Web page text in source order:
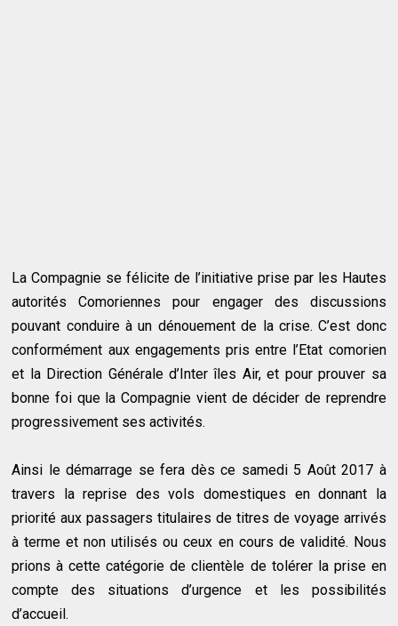
La Compagnie se félicite de l’initiative prise par les Hautes
autorités Comoriennes pour engager des discussions
pouvant conduire à un dénouement de la crise. C’est donc
conformément aux engagements pris entre l’Etat comorien
et la Direction Générale d’Inter îles Air, et pour prouver sa
bonne foi que la Compagnie vient de décider de reprendre
progressivement ses activités.
Ainsi le démarrage se fera dès ce samedi 5 Août 2017 à
travers la reprise des vols domestiques en donnant la
priorité aux passagers titulaires de titres de voyage arrivés
à terme et non utilisés ou ceux en cours de validité. Nous
prions à cette catégorie de clientèle de tolérer la prise en
compte des situations d’urgence et les possibilités
d’accueil.